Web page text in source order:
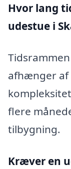
Hvor lang
udestue i
afhænger af
flere
tilbygning.
Kræver en